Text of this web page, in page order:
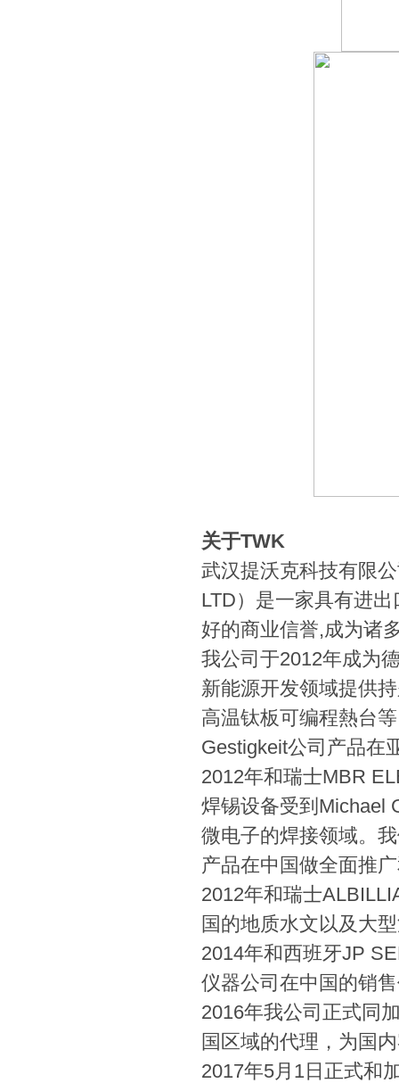
关于TWK
武汉提沃克科技有限
LTD）是一家具有进
好的商业信誉,成为诸
我公司于2012年成为
新能源开发领域提供
高温钛板可编程熱台
Gestigkeit公司产品在
2012年和瑞士MBR
焊锡设备受到Michael
微电子的焊接领域。
产品在中国做全面推
2012年和瑞士
国的地质水文以及大
2014年和西班牙JP
仪器公司在中国的销
2016年我公司正式同
国区域的代理，为国
2017年5月1日正式和